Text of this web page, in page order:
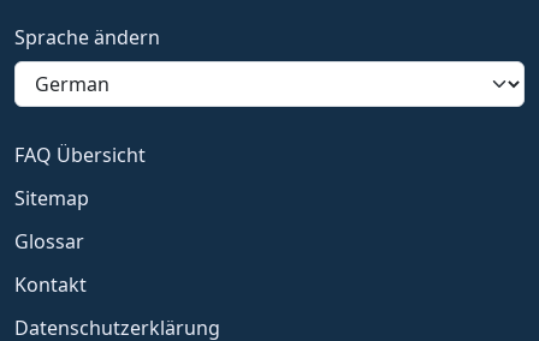
Sprache ändern
FAQ Übersicht
Sitemap
Glossar
Kontakt
Datenschutzerklärung